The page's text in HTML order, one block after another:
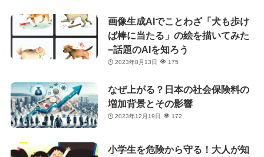
画像生成AIでことわざ「犬も歩け
ば棒に当たる」の絵を描いてみた
−話題のAIを知ろう
2023年8月13日 175
なぜ上がる？日本の社会保険料の
増加背景とその影響
2023年12月19日 172
小学生を危険から守る！大人が知